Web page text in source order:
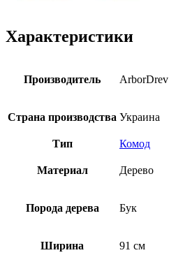
Характеристики
Производитель ArborDrev
Страна производства Украина
Тип Комод
Материал Дерево
Порода дерева Бук
Ширина 91 см